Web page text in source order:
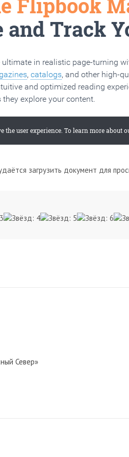
загрузить документ для
Север»